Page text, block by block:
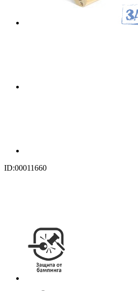
ID:00011660